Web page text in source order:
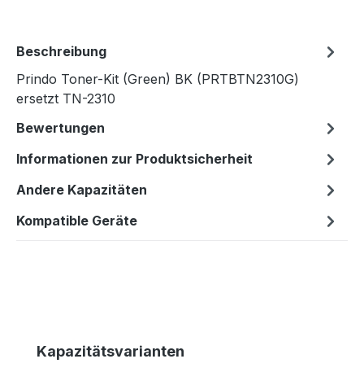
Beschreibung
Prindo Toner-Kit (Green) BK (PRTBTN2310G)
ersetzt TN-2310
Bewertungen
Informationen zur Produktsicherheit
Andere Kapazitäten
Kompatible Geräte
Produktgalerie überspringen
Kapazitätsvarianten